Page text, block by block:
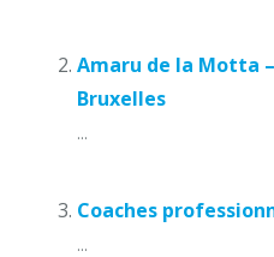
Amaru de la Motta
Bruxelles
...
Coaches
...